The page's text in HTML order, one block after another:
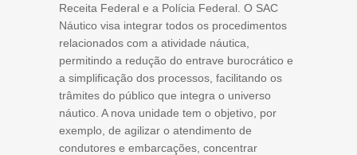
Receita Federal e a Polícia Federal. O SAC
Náutico visa integrar todos os procedimentos
relacionados com a atividade náutica,
permitindo a redução do entrave burocrático e
a simplificação dos processos, facilitando os
trâmites do público que integra o universo
náutico. A nova unidade tem o objetivo, por
exemplo, de agilizar o atendimento de
condutores e embarcações, concentrar